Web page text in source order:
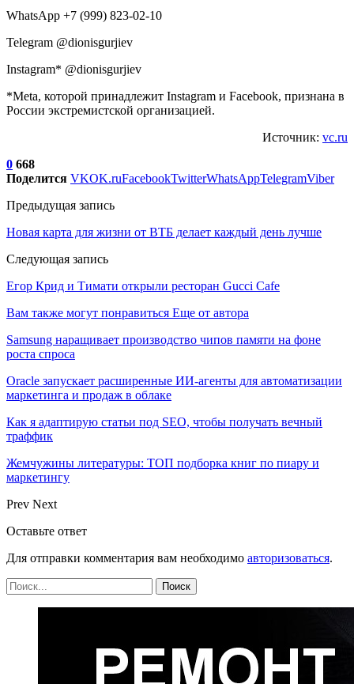
WhatsApp +7 (999) 823-02-10
Telegram @dionisgurjiev
Instagram* @dionisgurjiev
*Meta, которой принадлежит Instagram и Facebook, признана в
России экстремистской организацией.
Источник: vc.ru
0 668
Поделится VKOK.ruFacebookTwitterWhatsAppTelegramViber
Предыдущая запись
Новая карта для жизни от ВТБ делает каждый день лучше
Следующая запись
Егор Крид и Тимати открыли ресторан Gucci Cafe
Вам также могут понравиться Еще от автора
Samsung наращивает производство чипов памяти на фоне
роста спроса
Oracle запускает расширенные ИИ‑агенты для автоматизации
маркетинга и продаж в облаке
Как я адаптирую статьи под SEO, чтобы получать вечный
траффик
Жемчужины литературы: ТОП подборка книг по пиару и
маркетингу
Prev Next
Оставьте ответ
Для отправки комментария вам необходимо авторизоваться.